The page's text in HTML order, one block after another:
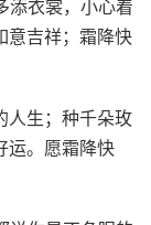
添衣裳，小心着
意吉祥；霜降快
人生；种千朵玫
运。愿霜降快